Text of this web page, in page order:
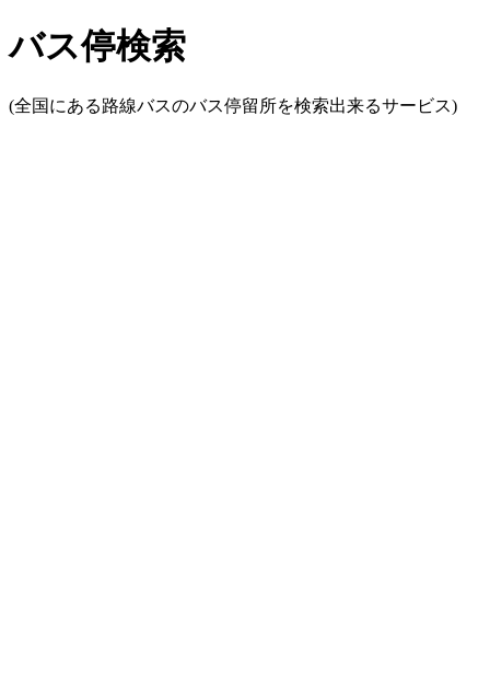
バス停検索
(全国にある路線バスのバス停留所を検索出来るサービス)